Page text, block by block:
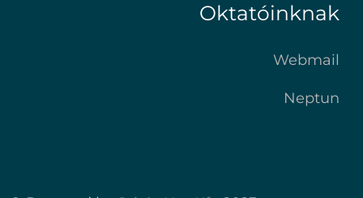
Oktatóinknak
Webmail
Neptun